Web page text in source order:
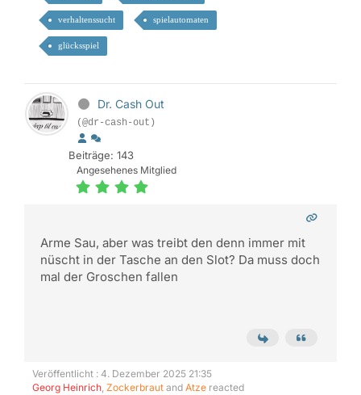
verhaltenssucht spielautomaten
glücksspiel
Dr. Cash Out
(@dr-cash-out)
Beiträge: 143
Angesehenes Mitglied
Arme Sau, aber was treibt den denn immer mit
nüscht in der Tasche an den Slot? Da muss doch
mal der Groschen fallen
Veröffentlicht : 4. Dezember 2025 21:35
Georg Heinrich, Zockerbraut and Atze reacted